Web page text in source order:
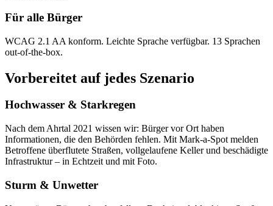
Für alle Bürger
WCAG 2.1 AA konform. Leichte Sprache verfügbar. 13 Sprachen
out-of-the-box.
Vorbereitet auf jedes Szenario
Hochwasser & Starkregen
Nach dem Ahrtal 2021 wissen wir: Bürger vor Ort haben
Informationen, die den Behörden fehlen. Mit Mark-a-Spot melden
Betroffene überflutete Straßen, vollgelaufene Keller und beschädigte
Infrastruktur – in Echtzeit und mit Foto.
Sturm & Unwetter